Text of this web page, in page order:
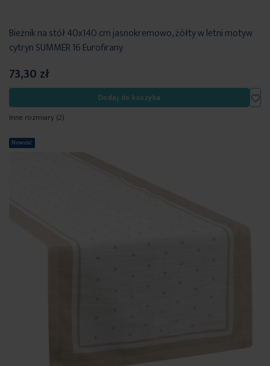
Bieżnik na stół 40x140 cm jasnokremowo, żółty w letni motyw
cytryn SUMMER 16 Eurofirany
73,30 zł
Dodaj do koszyka
Inne rozmiary(2)
Nowość